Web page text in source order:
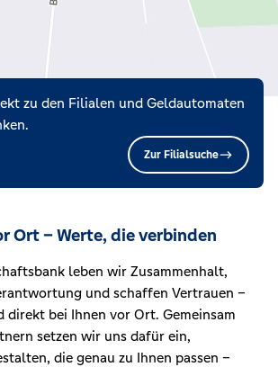
zu den Filialen und Geldautomaten
Zur Filialsuche
Ort – Werte, die verbinden
leben wir Zusammenhalt,
und schaffen Vertrauen –
direkt bei Ihnen vor Ort. Gemeinsam
setzen wir uns dafür ein,
die genau zu Ihnen passen –